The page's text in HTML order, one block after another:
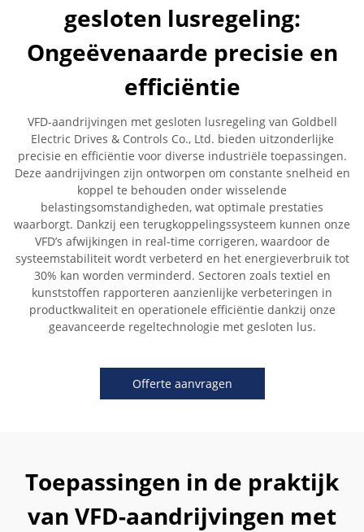
gesloten lusregeling:
Ongeëvenaarde precisie en
efficiëntie
VFD-aandrijvingen met gesloten lusregeling van Goldbell
Electric Drives & Controls Co., Ltd. bieden uitzonderlijke
precisie en efficiëntie voor diverse industriële toepassingen.
Deze aandrijvingen zijn ontworpen om constante snelheid en
koppel te behouden onder wisselende
belastingsomstandigheden, wat optimale prestaties
waarborgt. Dankzij een terugkoppelingssysteem kunnen onze
VFD’s afwijkingen in real-time corrigeren, waardoor de
systeemstabiliteit wordt verbeterd en het energieverbruik tot
30% kan worden verminderd. Sectoren zoals textiel en
kunststoffen rapporteren aanzienlijke verbeteringen in
productkwaliteit en operationele efficiëntie dankzij onze
geavanceerde regeltechnologie met gesloten lus.
Offerte aanvragen
Toepassingen in de praktijk
van VFD-aandrijvingen met